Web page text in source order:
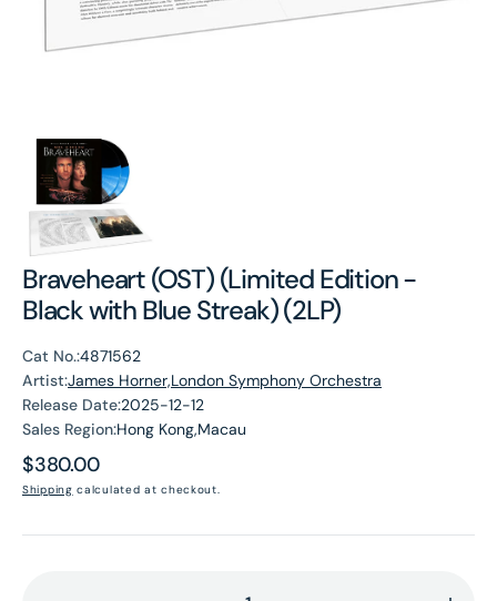
Braveheart (OST) (Limited Edition -
Black with Blue Streak) (2LP)
Cat No.:4871562
Artist:James Horner,London Symphony Orchestra
Release Date:2025-12-12
Sales Region:Hong Kong,Macau
Regular
price
$380.00
Shipping calculated at checkout.